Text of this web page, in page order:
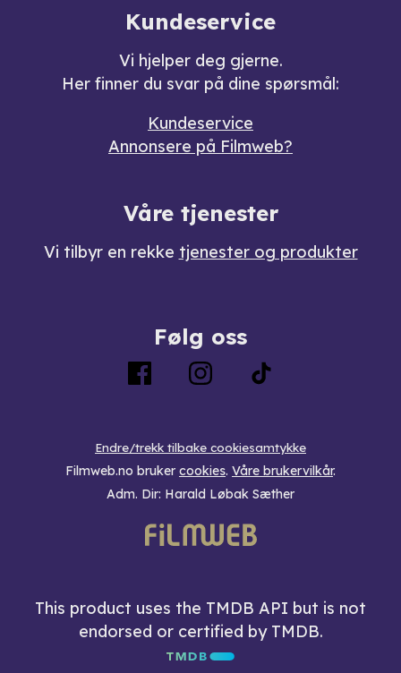
Kundeservice
Vi hjelper deg gjerne.
Her finner du svar på dine spørsmål:
Kundeservice
Annonsere på Filmweb?
Våre tjenester
Vi tilbyr en rekke tjenester og produkter
Følg oss
Endre/trekk tilbake cookiesamtykke
Filmweb.no bruker cookies. Våre brukervilkår.
Adm. Dir: Harald Løbak Sæther
This product uses the TMDB API but is not
endorsed or certified by TMDB.